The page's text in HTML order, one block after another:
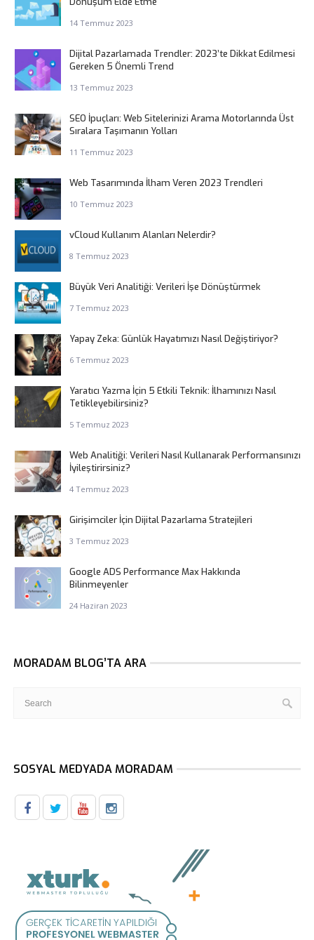
14 Temmuz 2023
Dijital Pazarlamada Trendler: 2023’te Dikkat Edilmesi
Gereken 5 Önemli Trend
13 Temmuz 2023
SEO İpuçları: Web Sitelerinizi Arama Motorlarında Üst
Sıralara Taşımanın Yolları
11 Temmuz 2023
Web Tasarımında İlham Veren 2023 Trendleri
10 Temmuz 2023
vCloud Kullanım Alanları Nelerdir?
8 Temmuz 2023
Büyük Veri Analitiği: Verileri İşe Dönüştürmek
7 Temmuz 2023
Yapay Zeka: Günlük Hayatımızı Nasıl Değiştiriyor?
6 Temmuz 2023
Yaratıcı Yazma İçin 5 Etkili Teknik: İlhamınızı Nasıl
Tetikleyebilirsiniz?
5 Temmuz 2023
Web Analitiği: Verileri Nasıl Kullanarak Performansınızı
İyileştirirsiniz?
4 Temmuz 2023
Girişimciler İçin Dijital Pazarlama Stratejileri
3 Temmuz 2023
Google ADS Performance Max Hakkında
Bilinmeyenler
24 Haziran 2023
MORADAM BLOG’TA ARA
SOSYAL MEDYADA MORADAM